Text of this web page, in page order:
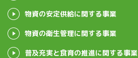
物資の安定供給に関する事業
物資の衛生管理に関する事業
普及充実と食育の推進に関する事業